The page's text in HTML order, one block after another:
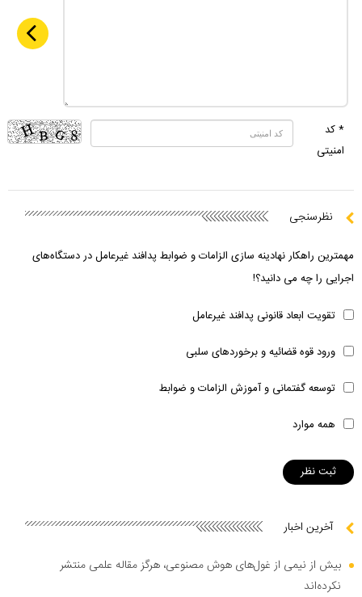
* کد
امنیتی
نظرسنجی
مهمترین راهکار نهادینه سازی الزامات و ضوابط پدافند غیرعامل در دستگاه‌های
اجرایی را چه می دانید؟!
تقویت ابعاد قانونی پدافند غیرعامل
ورود قوه قضائیه و برخوردهای سلبی
توسعه گفتمانی و آموزش الزامات و ضوابط
همه موارد
آخرین اخبار
بیش از نیمی از غول‌های هوش مصنوعی، هرگز مقاله علمی منتشر
نکرده‌اند